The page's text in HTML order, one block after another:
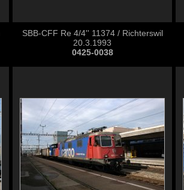
SBB-CFF Re 4/4'' 11374 / Richterswil
20.3.1993
0425-0038